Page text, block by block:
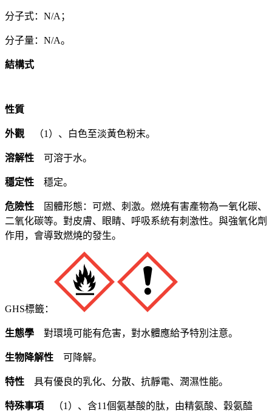
分子式：N/A；
分子量：N/A。
結構式
性質
外觀 （1）、白色至淡黃色粉末。
溶解性 可溶于水。
穩定性 穩定。
危險性
固體形態：可燃、刺激。燃燒有害產物為一氧化碳、
二氧化碳等。對皮膚、眼睛、呼吸系統有刺激性。與強氧化劑
作用，會導致燃燒的發生。
GHS標籤：
生態學 對環境可能有危害，對水體應給予特別注意。
生物降解性 可降解。
特性 具有優良的乳化、分散、抗靜電、潤濕性能。
特殊事項
（1）、含11個氨基酸的肽，由精氨酸、穀氨醯